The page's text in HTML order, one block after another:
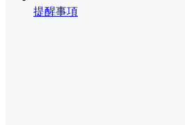
提醒事項